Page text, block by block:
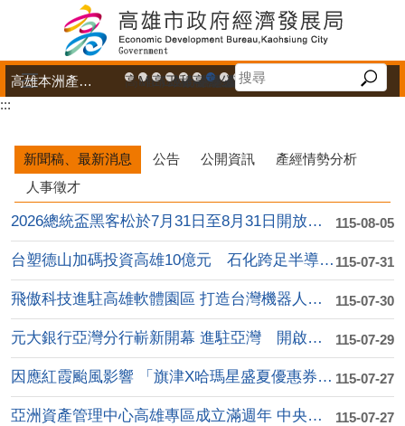
跳到主要內容區塊
高雄市政府中小企業升級輔導網站
MEGABAY大港創艦
高雄金融科技創新園區
工廠登記線上申辦系統
和發產業園區
高雄工業資訊平台
高雄本洲產業園區服務中心
公司、商業登記主題網
高雄市友善商家
高雄市政府經濟發展局-
工業管線防災教育資
高雄市綠能管理資
高雄市綠能管理
高雄淨零商轉
高雄招商網
高雄會展網
專刊『
雄心
「我
高雄本洲產業園區服務中心
:::
新聞稿、最新消息 公告 公開資訊
產經情勢分析
人事徵才
115-08-05
2026總統盃黑客松於7月31日至8月31日開放徵....
115-07-31
台塑德山加碼投資高雄10億元 石化跨足半導體高值化....
115-07-30
飛傲科技進駐高雄軟體園區 打造台灣機器人產業自動化....
115-07-29
元大銀行亞灣分行嶄新開幕 進駐亞灣 開啟高資產金融....
115-07-27
因應紅霞颱風影響 「旗津X哈瑪星盛夏優惠券」延後至....
115-07-27
亞洲資產管理中心高雄專區成立滿週年 中央地方攜手 ....